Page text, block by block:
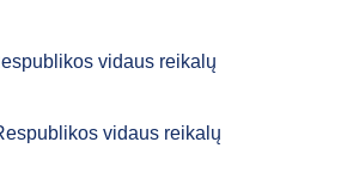
vidaus reikalų
vidaus reikalų